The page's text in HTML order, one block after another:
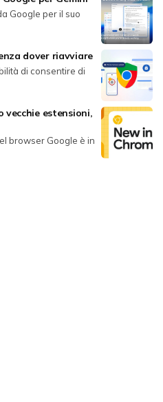
Google per il suo
dover riavviare
di consentire di
vecchie estensioni,
browser Google è in